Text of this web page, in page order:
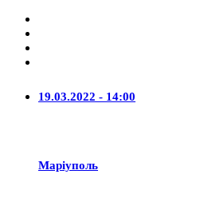
19.03.2022 - 14:00
Маріуполь